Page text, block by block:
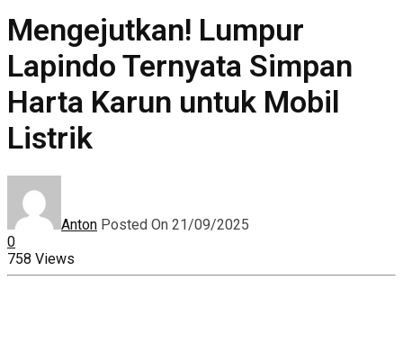
Mengejutkan! Lumpur
Lapindo Ternyata Simpan
Harta Karun untuk Mobil
Listrik
Anton Posted On 21/09/2025
0
758 Views